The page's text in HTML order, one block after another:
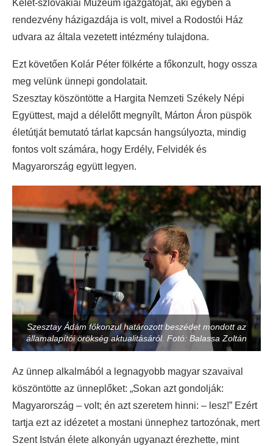
Kelet-szlovákiai Múzeum igazgatóját, aki egyben a
rendezvény házigazdája is volt, mivel a Rodostói Ház
udvara az általa vezetett intézmény tulajdona.
Ezt követően Kolár Péter fölkérte a főkonzult, hogy ossza
meg velünk ünnepi gondolatait.
Szesztay köszöntötte a Hargita Nemzeti Székely Népi
Együttest, majd a délelőtt megnyílt, Márton Áron püspök
életútját bemutató tárlat kapcsán hangsúlyozta, mindig
fontos volt számára, hogy Erdély, Felvidék és
Magyarország együtt legyen.
Szesztay Ádám főkonzul határozott beszédet mondott az
államalapítói örökség aktualitásáról. Fotó: Balassa Zoltán
Az ünnep alkalmából a legnagyobb magyar szavaival
köszöntötte az ünneplőket: „Sokan azt gondolják:
Magyarország – volt; én azt szeretem hinni: – lesz!” Ezért
tartja ezt az idézetet a mostani ünnephez tartozónak, mert
Szent István élete alkonyán ugyanazt érezhette, mint